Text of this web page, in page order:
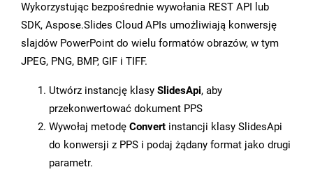
Wykorzystując bezpośrednie wywołania REST API lub
SDK, Aspose.Slides Cloud APIs umożliwiają konwersję
slajdów PowerPoint do wielu formatów obrazów, w tym
JPEG, PNG, BMP, GIF i TIFF.
Utwórz instancję klasy SlidesApi, aby
przekonwertować dokument PPS
Wywołaj metodę Convert instancji klasy SlidesApi
do konwersji z PPS i podaj żądany format jako drugi
parametr.